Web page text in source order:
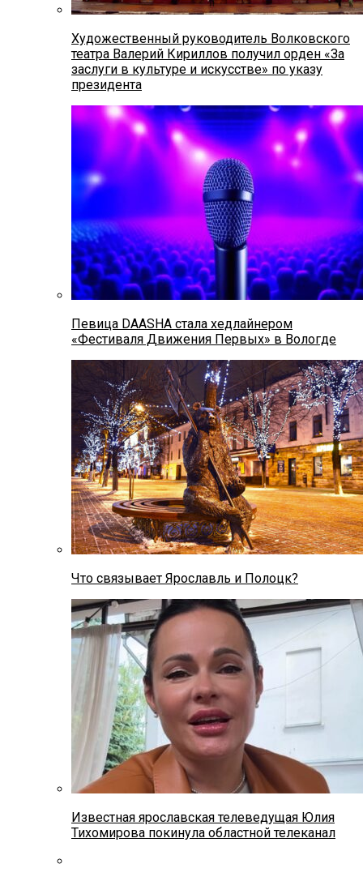
Художественный руководитель Волковского
театра Валерий Кириллов получил орден «За
заслуги в культуре и искусстве» по указу
президента
Певица DAASHA стала хедлайнером
«Фестиваля Движения Первых» в Вологде
Что связывает Ярославль и Полоцк?
Известная ярославская телеведущая Юлия
Тихомирова покинула областной телеканал